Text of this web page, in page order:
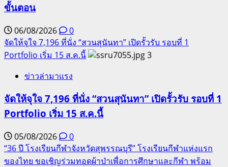
ขั้นตอน
06/08/2026
0
จัดให้จุใจ 7,196 ที่นั่ง “สวนสุนันทา” เปิดรั้วรับ รอบที่ 1
Portfolio เริ่ม 15 ส.ค.นี้
3
ข่าวล่ามาแรง
จัดให้จุใจ 7,196 ที่นั่ง “สวนสุนันทา” เปิดรั้วรับ รอบที่ 1
Portfolio เริ่ม 15 ส.ค.นี้
05/08/2026
0
“36 ปี โรงเรียนกีฬาจังหวัดสุพรรณบุรี” โรงเรียนกีฬาแห่งแรก
ของไทย ขอเชิญร่วมทอดผ้าป่าเพื่อการศึกษาและกีฬา พร้อม